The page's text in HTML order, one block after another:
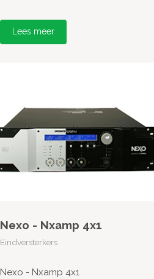
Lees meer
Nexo - Nxamp 4x1
Eindversterkers
Nexo - Nxamp 4x1